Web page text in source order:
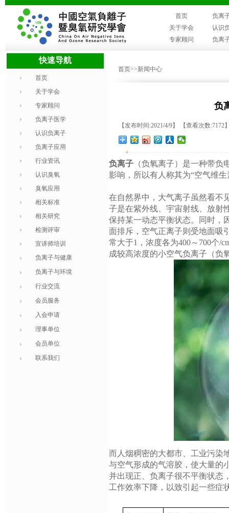
首页
负离
关于学会
认识
专家顾问
负离
快速导航
首页
关于学会
专家顾问
负离子医学
认识负离子
负离子应用
行业资讯
认识臭氧
臭氧应用
相关标准
相关研究
检测评审
宣讲师培训
负离子与健康
负离子与环境
行业交流
会员服务
入会申请
理事单位
会员单位
联系我们
首页>>新闻中心
负
【发布时间:2021/4/9】 【查看次数:7172
+
负离子 （负氧离子）是一种带
影响，所以有人称其为“空气维
在自然界中，大气离子虽然看不
子是在紫外线、宇宙射线、放射
保持某一动态平衡状态。同时，
面排斥，空气正离子则受地面吸
常大于1，浓度各为400～700个/
成较高浓度的小空气负离子（负
而人烟稠密的大都市、工业污染
与空气形成的气溶胶，使大量的
并出现正、负离子很不平衡状态
工作效率下降，以致引起一些症